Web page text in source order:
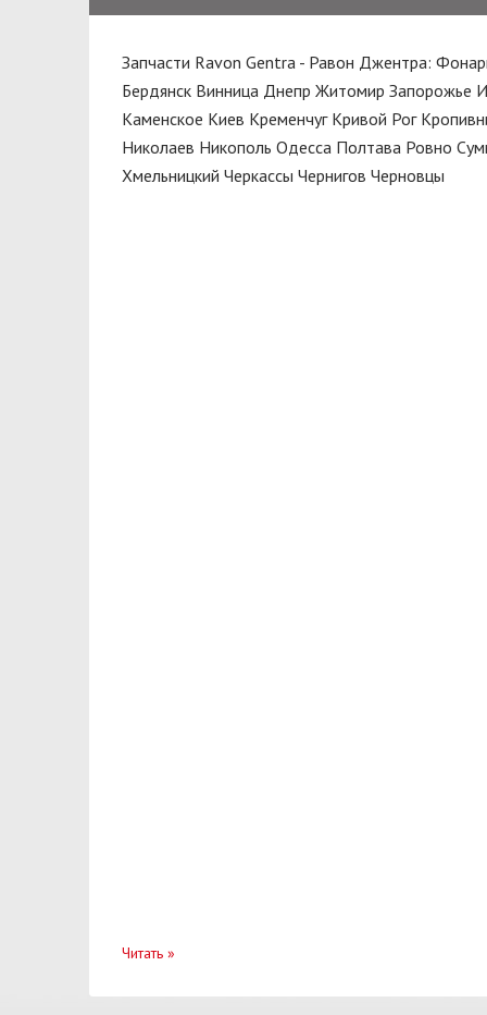
Корпус
Кронштейн
Крыло
Крышка
PMC
PROFIT
Запчасти Ravon Gentra - Равон Джентра:
Бердянск Винница Днепр Житомир Запорожье
Каменское Киев Кременчуг Кривой Рог
Николаев Никополь Одесса Полтава Ровно
Хмельницкий Черкассы Чернигов Черновцы
Читать »